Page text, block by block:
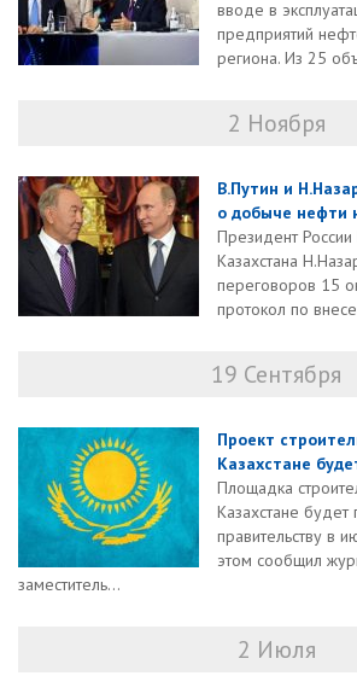
вводе в
предприятий
региона. Из 25
2 Ноября
В.Путин и
о добыче нефти
Президент
Казахстана
переговоров 15
протокол по
19 Сентября
Проект
Казахстане
Площадка
Казахстане будет
правительству в
этом сообщил
заместитель...
2 Июля